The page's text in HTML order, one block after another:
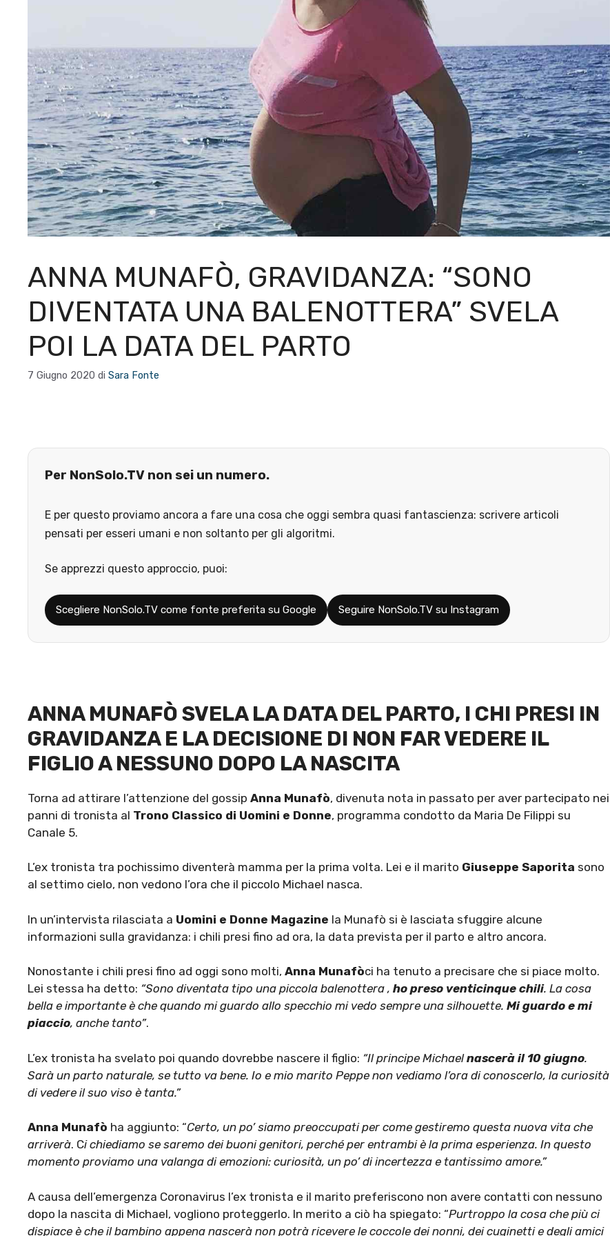
ANNA MUNAFÒ, GRAVIDANZA: “SONO
DIVENTATA UNA BALENOTTERA” SVELA
POI LA DATA DEL PARTO
7 Giugno 2020 di Sara Fonte
Per NonSolo.TV non sei un numero.
E per questo proviamo ancora a fare una cosa che oggi sembra quasi fantascienza: scrivere articoli
pensati per esseri umani e non soltanto per gli algoritmi.
Se apprezzi questo approccio, puoi:
Scegliere NonSolo.TV come fonte preferita su Google Seguire NonSolo.TV su Instagram
ANNA MUNAFÒ SVELA LA DATA DEL PARTO, I CHI PRESI IN
GRAVIDANZA E LA DECISIONE DI NON FAR VEDERE IL
FIGLIO A NESSUNO DOPO LA NASCITA
Torna ad attirare l’attenzione del gossip Anna Munafò, divenuta nota in passato per aver partecipato nei
panni di tronista al Trono Classico di Uomini e Donne, programma condotto da Maria De Filippi su
Canale 5.
L’ex tronista tra pochissimo diventerà mamma per la prima volta. Lei e il marito Giuseppe Saporita sono
al settimo cielo, non vedono l’ora che il piccolo Michael nasca.
In un’intervista rilasciata a Uomini e Donne Magazine la Munafò si è lasciata sfuggire alcune
informazioni sulla gravidanza: i chili presi fino ad ora, la data prevista per il parto e altro ancora.
Nonostante i chili presi fino ad oggi sono molti, Anna Munafòci ha tenuto a precisare che si piace molto.
Lei stessa ha detto: “Sono diventata tipo una piccola balenottera , ho preso venticinque chili. La cosa
bella e importante è che quando mi guardo allo specchio mi vedo sempre una silhouette. Mi guardo e mi
piaccio, anche tanto”.
L’ex tronista ha svelato poi quando dovrebbe nascere il figlio: “Il principe Michaelnascerà il 10 giugno.
Sarà un parto naturale, se tutto va bene. Io e mio marito Peppe non vediamo l’ora di conoscerlo, la curiosità
di vedere il suo viso è tanta.”
Anna Munafò ha aggiunto: “Certo, un po’ siamo preoccupati per come gestiremo questa nuova vita che
arriverà. Ci chiediamo se saremo dei buoni genitori, perché per entrambi è la prima esperienza. In questo
momento proviamo una valanga di emozioni: curiosità, un po’ di incertezza e tantissimo amore.”
A causa dell’emergenza Coronavirus l’ex tronista e il marito preferiscono non avere contatti con nessuno
dopo la nascita di Michael, vogliono proteggerlo. In merito a ciò ha spiegato: “Purtroppo la cosa che più ci
dispiace è che il bambino appena nascerà non potrà ricevere le coccole dei nonni, dei cuginetti e degli amici